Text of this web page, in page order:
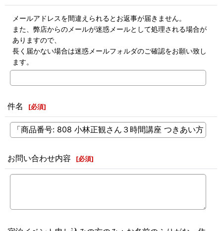
メールアドレスを間違えられるとお返事が届きません。
また、弊店からのメールが迷惑メールとして処理される場合が
ありますので、
長く届かない場合は迷惑メールフォルダのご確認をお願い致し
ます。
件名 [必須]
お問い合わせ内容 [必須]